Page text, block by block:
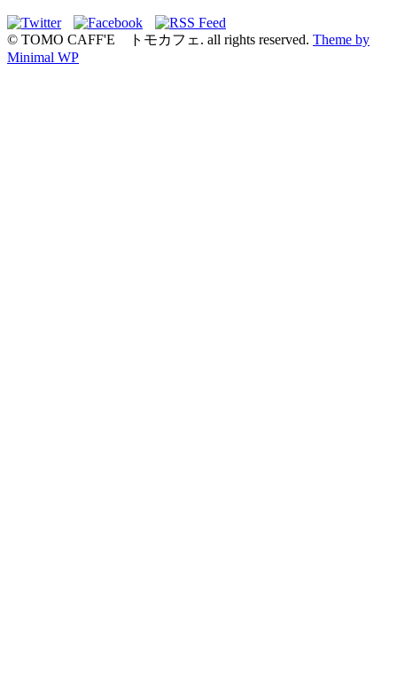
© TOMO CAFF'E トモカフェ. all rights reserved. Theme by
Minimal WP